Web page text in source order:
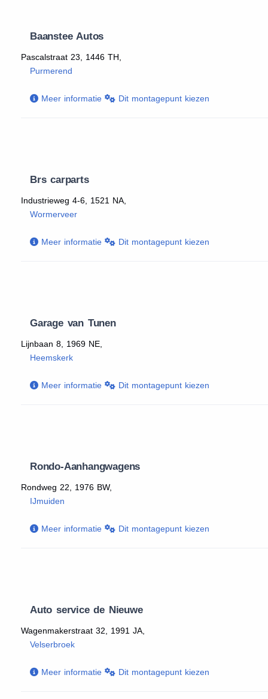
Baanstee Autos
Pascalstraat 23, 1446 TH,
Purmerend
Meer informatie Dit montagepunt kiezen
Brs carparts
Industrieweg 4-6, 1521 NA,
Wormerveer
Meer informatie Dit montagepunt kiezen
Garage van Tunen
Lijnbaan 8, 1969 NE,
Heemskerk
Meer informatie Dit montagepunt kiezen
Rondo-Aanhangwagens
Rondweg 22, 1976 BW,
IJmuiden
Meer informatie Dit montagepunt kiezen
Auto service de Nieuwe
Wagenmakerstraat 32, 1991 JA,
Velserbroek
Meer informatie Dit montagepunt kiezen